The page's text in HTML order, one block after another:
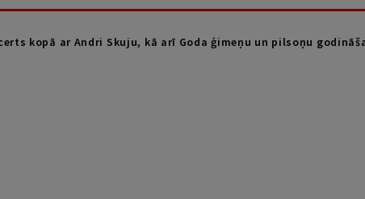
kopā ar Andri Skuju, kā arī Goda ģimeņu un pilsoņu